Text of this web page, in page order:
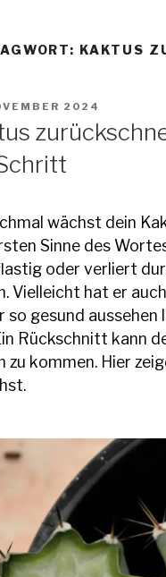
KAKTUS
2024
wächst dein
Sinne des
oder verliert
Vielleicht hat er
so gesund aussehen
Rückschnitt kann
zu kommen. Hier